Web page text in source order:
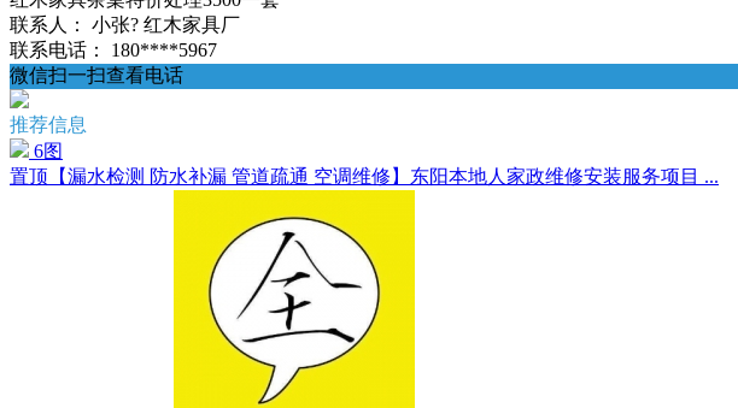
联系人：
小张? 红木家具厂
联系电话：
180****5967
微信扫一扫查看电话
推荐信息
6图
置顶 【漏水检测 防水补漏 管道疏通 空调维修】东阳本地人家政维修安装服务项目 ...